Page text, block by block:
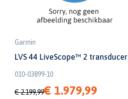
Garmin
LVS 44 LiveScope™ 2 transducer
010-03899-10
€ 2.199,99€ 1.979,99